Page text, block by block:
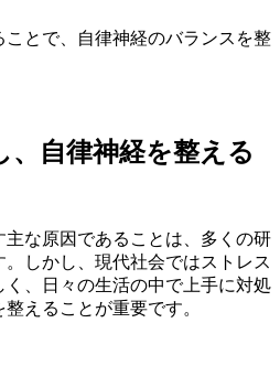
とで、自律神経のバランスを整
、自律神経を整える
な原因であることは、多くの研
しかし、現代社会ではストレス
、日々の生活の中で上手に対処
えることが重要です。